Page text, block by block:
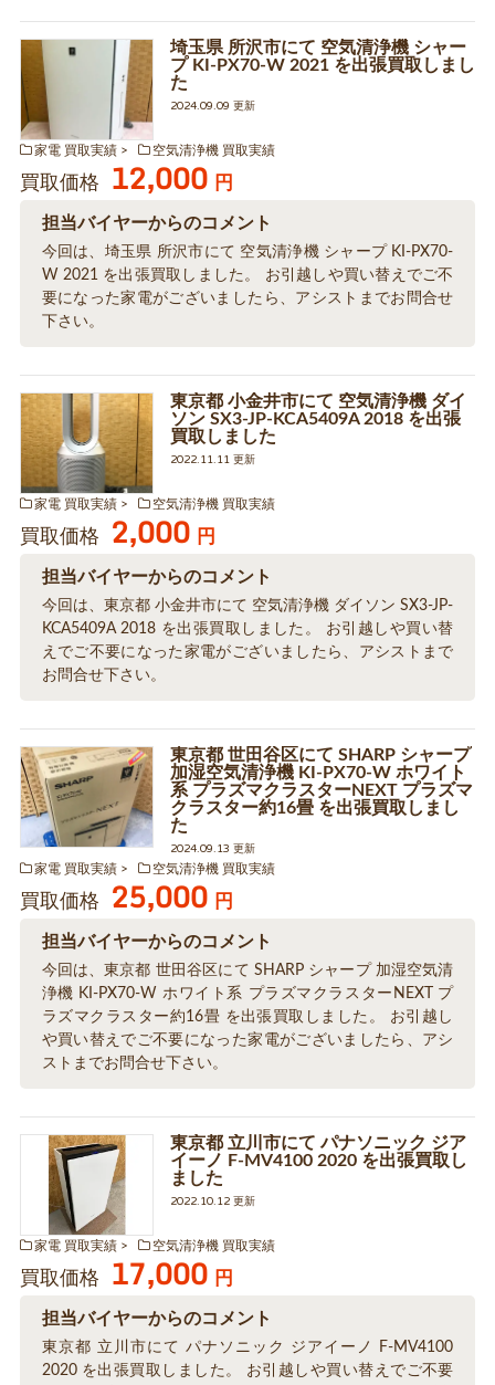
埼玉県 所沢市にて 空気清浄機 シャー
プ KI-PX70-W 2021 を出張買取しまし
た
2024.09.09 更新
家電 買取実績 空気清浄機 買取実績
買取価格 12,000 円
担当バイヤーからのコメント
今回は、埼玉県 所沢市にて 空気清浄機 シャープ KI-PX70-
W 2021 を出張買取しました。 お引越しや買い替えでご不
要になった家電がございましたら、アシストまでお問合せ
下さい。
東京都 小金井市にて 空気清浄機 ダイ
ソン SX3-JP-KCA5409A 2018 を出張
買取しました
2022.11.11 更新
家電 買取実績 空気清浄機 買取実績
買取価格 2,000 円
担当バイヤーからのコメント
今回は、東京都 小金井市にて 空気清浄機 ダイソン SX3-JP-
KCA5409A 2018 を出張買取しました。 お引越しや買い替
えでご不要になった家電がございましたら、アシストまで
お問合せ下さい。
東京都 世田谷区にて SHARP シャープ
加湿空気清浄機 KI-PX70-W ホワイト
系 プラズマクラスターNEXT プラズマ
クラスター約16畳 を出張買取しまし
た
2024.09.13 更新
家電 買取実績
空気清浄機 買取実績
買取価格 25,000 円
担当バイヤーからのコメント
今回は、東京都 世田谷区にて SHARP シャープ 加湿空気清
浄機 KI-PX70-W ホワイト系 プラズマクラスターNEXT プ
ラズマクラスター約16畳 を出張買取しました。 お引越し
や買い替えでご不要になった家電がございましたら、アシ
ストまでお問合せ下さい。
東京都 立川市にて パナソニック ジア
イーノ F-MV4100 2020 を出張買取し
ました
2022.10.12 更新
家電 買取実績 空気清浄機 買取実績
買取価格 17,000 円
担当バイヤーからのコメント
東京都 立川市にて パナソニック ジアイーノ F-MV4100
2020 を出張買取しました。 お引越しや買い替えでご不要